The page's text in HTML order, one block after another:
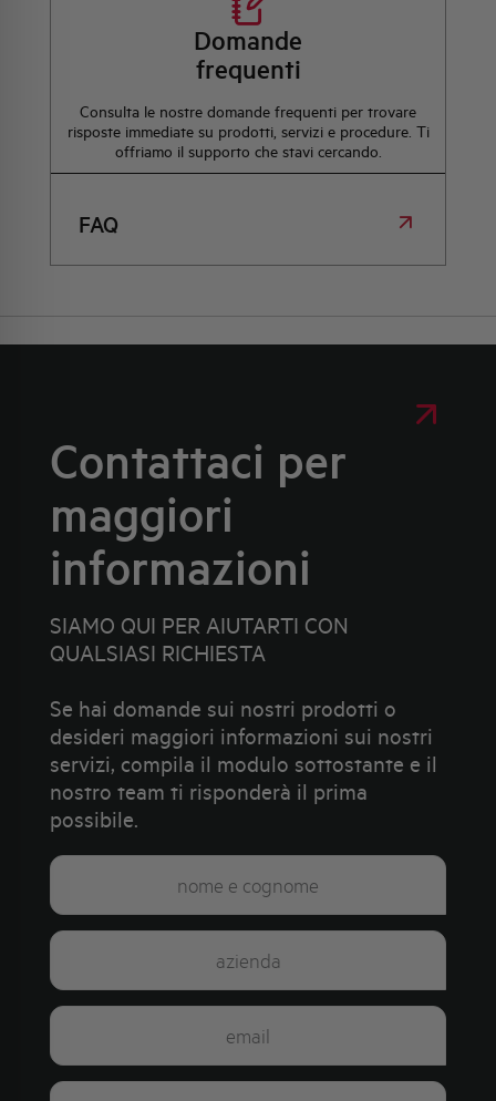
Domande
frequenti
Consulta le nostre domande frequenti per trovare
risposte immediate su prodotti, servizi e procedure. Ti
offriamo il supporto che stavi cercando.
FAQ
Contattaci per
maggiori
informazioni
SIAMO QUI PER AIUTARTI CON
QUALSIASI RICHIESTA
Se hai domande sui nostri prodotti o
desideri maggiori informazioni sui nostri
servizi, compila il modulo sottostante e il
nostro team ti risponderà il prima
possibile.